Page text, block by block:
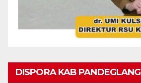
DISPORA KAB PANDEGLANG